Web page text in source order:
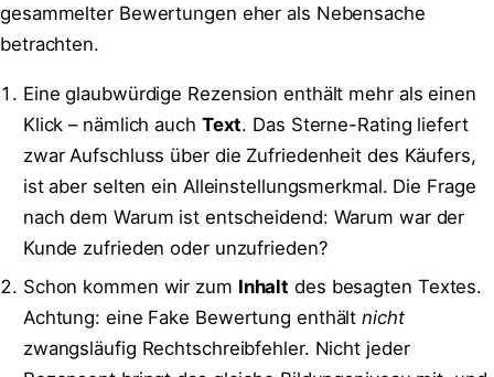
gesammelter Bewertungen eher als Nebensache
betrachten.
Eine glaubwürdige Rezension enthält mehr als einen
Klick – nämlich auch Text. Das Sterne-Rating liefert
zwar Aufschluss über die Zufriedenheit des Käufers,
ist aber selten ein Alleinstellungsmerkmal. Die Frage
nach dem Warum ist entscheidend: Warum war der
Kunde zufrieden oder unzufrieden?
Schon kommen wir zum Inhalt des besagten Textes.
Achtung: eine Fake Bewertung enthältnicht
zwangsläufig Rechtschreibfehler. Nicht jeder